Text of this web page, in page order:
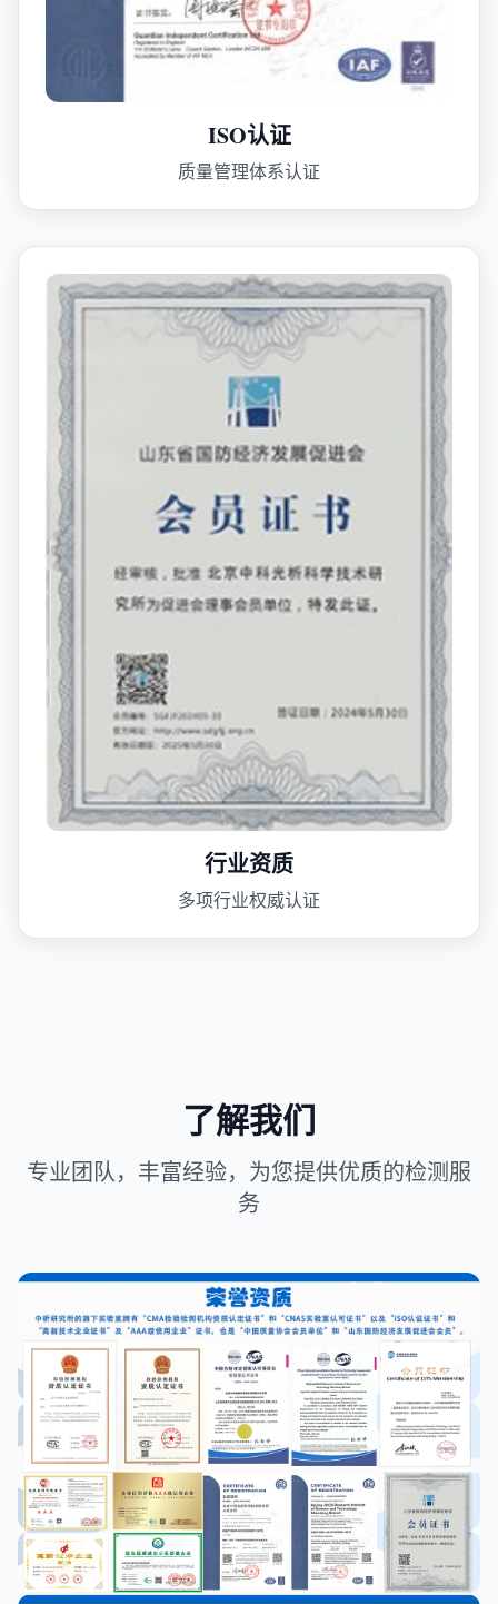
ISO认证
质量管理体系认证
行业资质
多项行业权威认证
了解我们
专业团队，丰富经验，为您提供优质的检测服
务